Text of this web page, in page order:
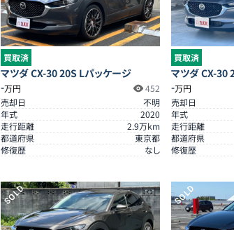
買取済
マツダ CX-30 20S Lパッケージ
-万円
452
売却日
不明
年式
2020
走行距離
2.9万km
都道府県
東京都
修復歴
なし
買取済
マツダ CX-30
-万円
売却日
年式
走行距離
都道府県
修復歴
SOLD SOLD